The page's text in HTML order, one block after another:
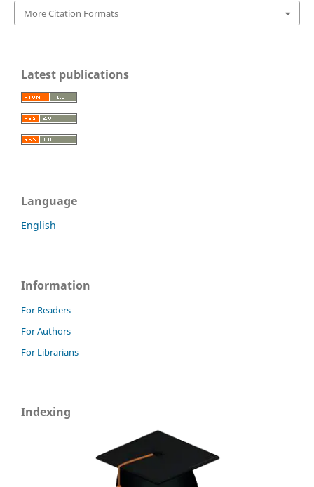
More Citation Formats
Latest publications
Language
English
Information
For Readers
For Authors
For Librarians
Indexing